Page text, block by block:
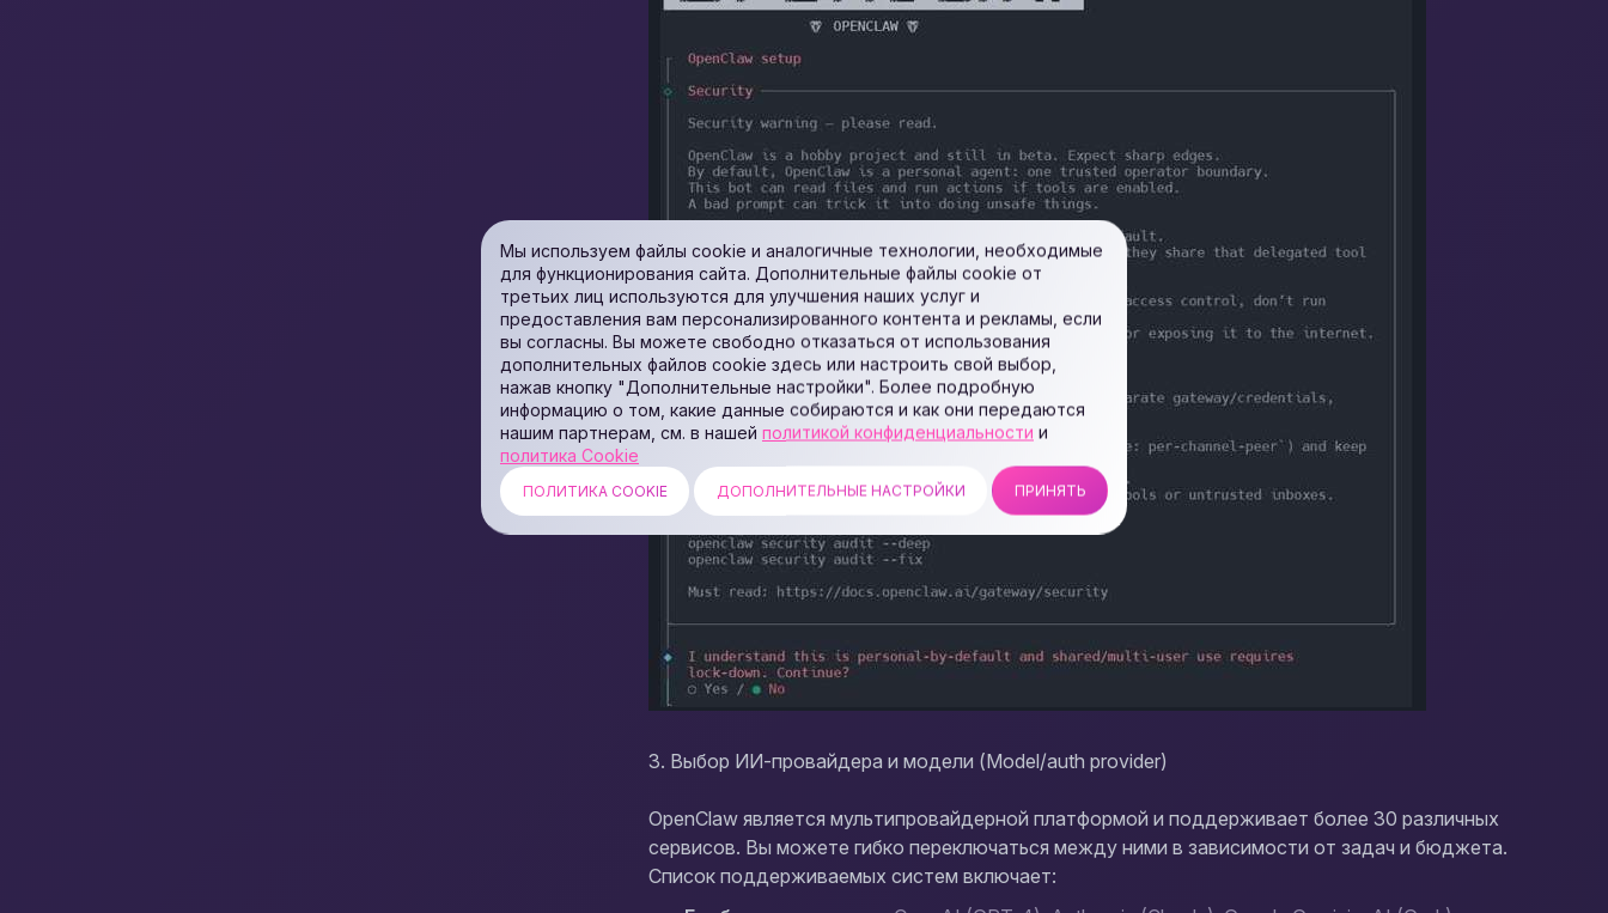
3. Выбор ИИ-провайдера и модели (Model/auth provider)
OpenClaw является мультипровайдерной платформой и поддерживает более 30 различных
сервисов. Вы можете гибко переключаться между ними в зависимости от задач и бюджета.
Список поддерживаемых систем включает:
Мы используем файлы cookie и аналогичные технологии, необходимые
для функционирования сайта. Дополнительные файлы cookie от
третьих лиц используются для улучшения наших услуг и
предоставления вам персонализированного контента и рекламы, если
вы согласны. Вы можете свободно отказаться от использования
дополнительных файлов cookie здесь или настроить свой выбор,
нажав кнопку "Дополнительные настройки". Более подробную
информацию о том, какие данные собираются и как они передаются
нашим партнерам, см. в нашей политикой конфиденциальности и
политика Cookie
ПОЛИТИКА COOKIE ДОПОЛНИТЕЛЬНЫЕ НАСТРОЙКИ ПРИНЯТЬ